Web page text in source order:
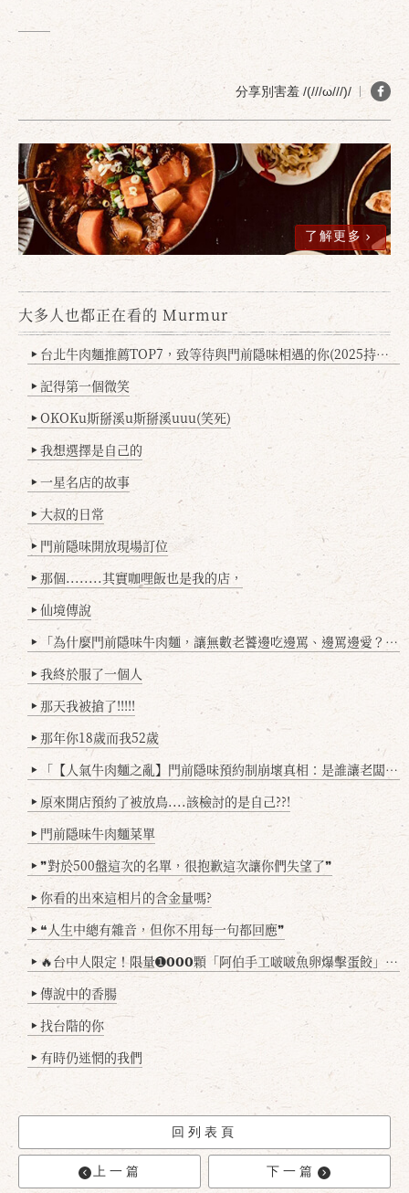
分享別害羞 /(///ω///)/
了解更多
大多人也都正在看的 Murmur
▶ 台北牛肉麵推薦TOP7，致等待與門前隱味相遇的你(2025持續更新
▶ 記得第一個微笑
▶ OKOKu斯掰溪u斯掰溪uuu(笑死)
▶ 我想選擇是自己的
▶ 一星名店的故事
▶ 大叔的日常
▶ 門前隱味開放現場訂位
▶ 那個........其實咖哩飯也是我的店，
▶ 仙境傳說
▶ 「為什麼門前隱味牛肉麵，讓無數老饕邊吃邊罵、邊罵邊愛？小辣雞揭密！」
▶ 我終於服了一個人
▶ 那天我被搶了!!!!!
▶ 那年你18歲而我52歲
▶ 「【人氣牛肉麵之亂】門前隱味預約制崩壞真相：是誰讓老闆心灰意冷？」
▶ 原來開店預約了被放鳥....該檢討的是自己??!
▶ 門前隱味牛肉麵菜單
▶ ❞對於500盤這次的名單，很抱歉這次讓你們失望了❞
▶ 你看的出來這相片的含金量嗎?
▶ ❝人生中總有雜音，但你不用每一句都回應❞
▶ 🔥台中人限定！限量➊𝟬𝟬𝟬顆「阿伯手工啵啵魚卵爆擊蛋餃」台北已被搶爆2萬顆，最後名額門前隱味只留給你！🥟💥
▶ 傳說中的香腸
▶ 找台階的你
▶ 有時仍迷惘的我們
回列表頁
上一篇 下一篇